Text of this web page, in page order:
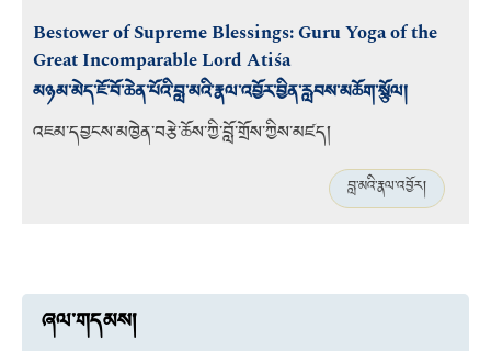
Bestower of Supreme Blessings: Guru Yoga of the
Great Incomparable Lord Atiśa
མཉམ་མེད་ཇོ་བོ་ཆེན་པོའི་བླ་མའི་རྣལ་འབྱོར་བྱིན་རླབས་མཆོག་སྩོལ།
འཇམ་དབྱངས་མཁྱེན་བརྩེ་ཆོས་ཀྱི་བློ་གྲོས་ཀྱིས་མཛད།
བླ་མའི་རྣལ་འབྱོར།
ཞལ་གདམས།